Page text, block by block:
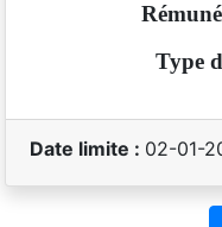
Type
Date limite : 02-01-